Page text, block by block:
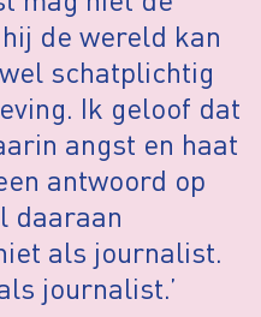
de wereld kan
schatplichtig
Ik geloof dat
angst en haat
antwoord op
daaraan
als journalist.
journalist.’